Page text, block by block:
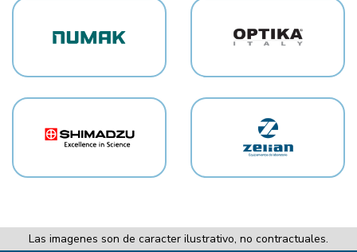
Las imagenes son de caracter ilustrativo, no contractuales.